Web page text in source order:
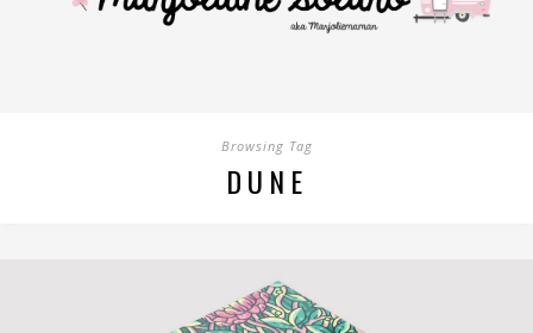
Browsing Tag
DUNE